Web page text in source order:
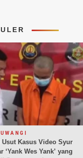
Usut Kasus Video Syur
‘Yank Wes Yank’ yang